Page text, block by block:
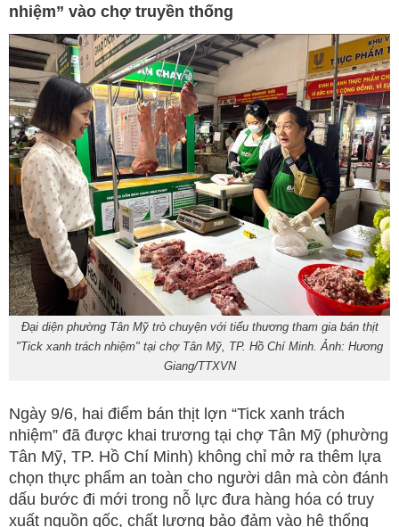
nhiệm” vào chợ truyền thống
Đại diện phường Tân Mỹ trò chuyện với tiểu thương tham gia bán thịt
"Tick xanh trách nhiệm" tại chợ Tân Mỹ, TP. Hồ Chí Minh. Ảnh: Hương
Giang/TTXVN
Ngày 9/6, hai điểm bán thịt lợn “Tick xanh trách
nhiệm” đã được khai trương tại chợ Tân Mỹ (phường
Tân Mỹ, TP. Hồ Chí Minh) không chỉ mở ra thêm lựa
chọn thực phẩm an toàn cho người dân mà còn đánh
dấu bước đi mới trong nỗ lực đưa hàng hóa có truy
xuất nguồn gốc, chất lượng bảo đảm vào hệ thống